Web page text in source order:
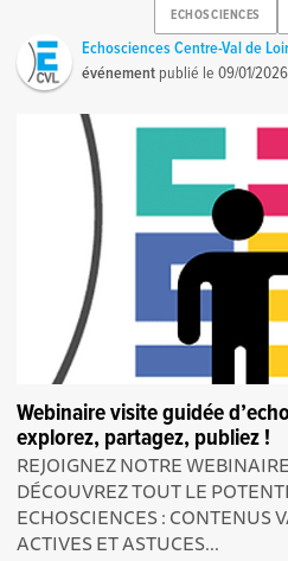
ECHOSCIENCES
Echosciences Centre-Val de
événement publié le09/01/2026
Webinaire visite guidée
explorez, partagez, publiez !
REJOIGNEZ NOTRE
DÉCOUVREZ TOUT LE
ECHOSCIENCES : CONTENUS
ACTIVES ET ASTUCES...